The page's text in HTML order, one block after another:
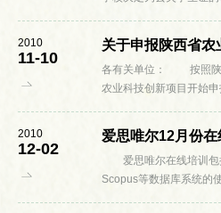
或学生证乘车优惠卡损
2010
11-10
关于申报陕西省农
各有关单位： 按照陕西省科技工作总体安排，陕西省
农业科技创新项目开始
具体限额待归口管理部
2010
12-02
爱思唯尔12月份
爱思唯尔在线培训包
Scopus等数据库系统的